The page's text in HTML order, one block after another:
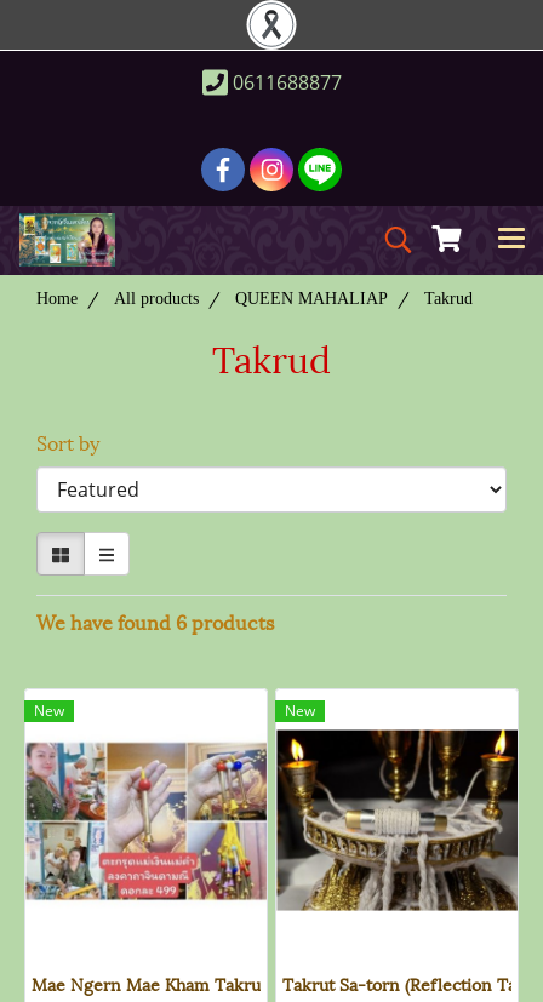
0611688877
Home All products QUEEN MAHALIAP Takrud
Takrud
Sort by
We have found 6 products
New
Mae Ngern Mae Kham Takrut with Chindamanee Incantation
New
Takrut Sa-torn (Reflection